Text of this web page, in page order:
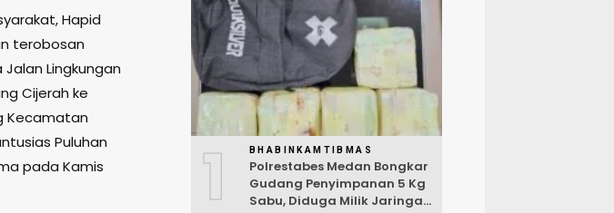
Hapid
terobosan
Lingkungan
Cijerah ke
Kecamatan
Puluhan
pada Kamis
1 BHABINKAMTIBMAS
Polrestabes Medan Bongkar
Gudang Penyimpanan 5 Kg
Sabu, Diduga Milik Jaringan